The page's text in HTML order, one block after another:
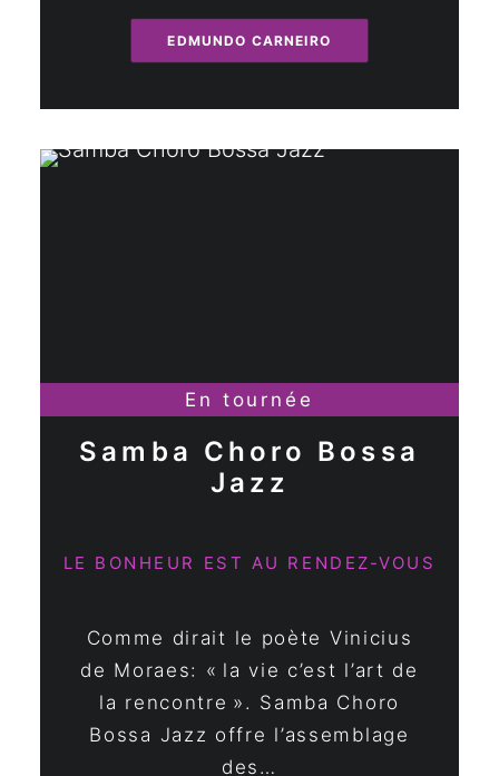
EDMUNDO CARNEIRO
En tournée
Samba Choro Bossa
Jazz
LE BONHEUR EST AU RENDEZ-VOUS
Comme dirait le poète Vinicius
de Moraes: « la vie c’est l’art de
la rencontre ». Samba Choro
Bossa Jazz offre l’assemblage
des…